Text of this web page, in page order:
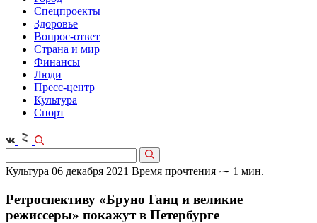
Спецпроекты
Здоровье
Вопрос-ответ
Страна и мир
Финансы
Люди
Пресс-центр
Культура
Спорт
Культура 06 декабря 2021 Время прочтения ⁓ 1 мин.
Ретроспективу «Бруно Ганц и великие
режиссеры» покажут в Петербурге